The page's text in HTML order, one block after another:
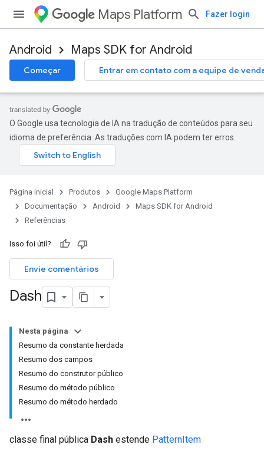
Maps Platform Fazer login
Android Maps SDK for Android
Começar Entrar em contato com a equipe de
O Google usa tecnologia de IA na tradução de conteúdos para seu
idioma de preferência. As traduções com IA podem ter erros.
Página inicial Produtos
Google Maps Platform
Documentação
Android
Maps SDK for Android
Referências
Isso foi útil?
Envie comentários
Dash
Nesta página
Resumo da constante herdada
Resumo dos campos
Resumo do construtor público
Resumo do método público
Resumo do método herdado
classe final pública Dash estende PatternItem